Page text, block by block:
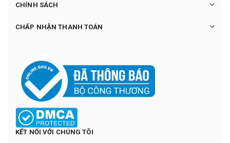
CHÍNH SÁCH
CHẤP NHẬN THANH TOÁN
KẾT NỐI VỚI CHÚNG TÔI